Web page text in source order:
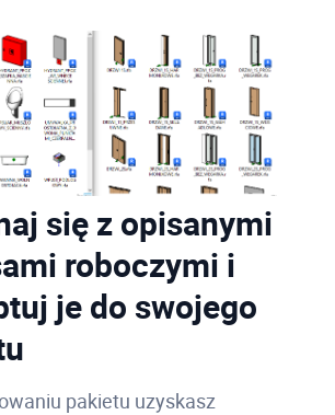
się z opisanymi
roboczymi i
je do swojego
pakietu uzyskasz